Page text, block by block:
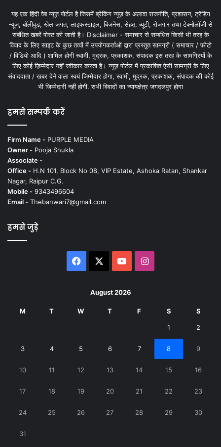
यह एक हिंदी वेब न्यूज़ पोर्टल है जिसमें ब्रेकिंग न्यूज़ के अलावा राजनीति, प्रशासन, ट्रेंडिंग
न्यूज, बॉलीवुड, खेल जगत, लाइफस्टाइल, बिजनेस, सेहत, ब्यूटी, रोजगार तथा टेक्नोलॉजी से
संबंधित खबरें पोस्ट की जाती है। Disclaimer - समाचार से सम्बंधित किसी भी तरह के
विवाद के लिए साइट के कुछ तत्वों में उपयोगकर्ताओं द्वारा प्रस्तुत सामग्री ( समाचार / फोटो
/ विडियो आदि ) शामिल होगी स्वामी, मुद्रक, प्रकाशक, संपादक इस तरह के सामग्रियों के
लिए कोई ज़िम्मेदार नहीं स्वीकार करता है। न्यूज़ पोर्टल में प्रकाशित ऐसी सामग्री के लिए
संवाददाता / खबर देने वाला स्वयं जिम्मेदार होगा, स्वामी, मुद्रक, प्रकाशक, संपादक की कोई
भी जिम्मेदारी नहीं होगी. सभी विवादों का न्यायक्षेत्र जगदलपुर होगा
हमसे सम्पर्क करें
Firm Name - PURPLE MEDIA
Owner - Pooja Shukla
Associate -
Office - H.N 101, Block No 08, VIP Estate, Ashoka Ratan, Shankar
Nagar, Raipur C.G.
Mobile - 9343496604
Email - Thebanwari7@gmail.com
हमसे जुड़े
Facebook YouTubeInstagram
August 2026
M T W T F S S
1 2
3 4 5 6 7 8 9
10 11 12 13 14 15 16
17 18 19 20 21 22 23
24 25 26 27 28 29 30
31